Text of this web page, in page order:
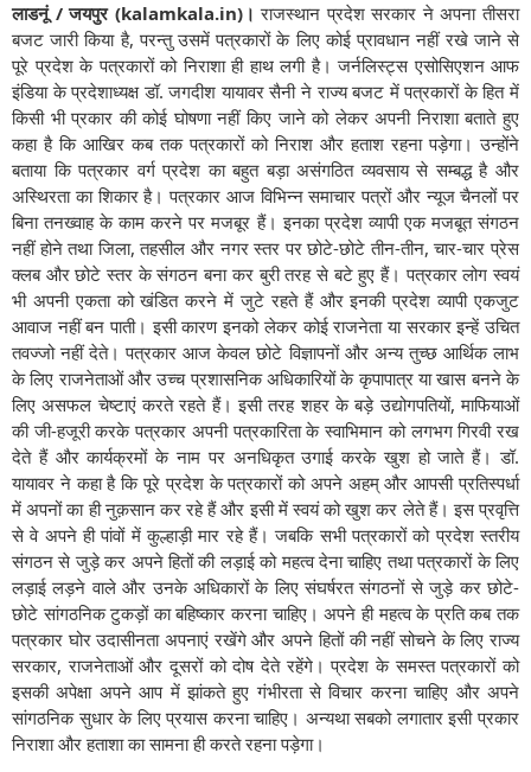
लाडनूं / जयपुर (kalamkala.in)। राजस्थान प्रदेश सरकार ने अपना तीसरा
बजट जारी किया है, परन्तु उसमें पत्रकारों के लिए कोई प्रावधान नहीं रखे जाने से
पूरे प्रदेश के पत्रकारों को निराशा ही हाथ लगी है। जर्नलिस्ट्स एसोसिएशन आफ
इंडिया के प्रदेशाध्यक्ष डॉ. जगदीश यायावर सैनी ने राज्य बजट में पत्रकारों के हित में
किसी भी प्रकार की कोई घोषणा नहीं किए जाने को लेकर अपनी निराशा बताते हुए
कहा है कि आखिर कब तक पत्रकारों को निराश और हताश रहना पड़ेगा। उन्होंने
बताया कि पत्रकार वर्ग प्रदेश का बहुत बड़ा असंगठित व्यवसाय से सम्बद्ध है और
अस्थिरता का शिकार है। पत्रकार आज विभिन्न समाचार पत्रों और न्यूज चैनलों पर
बिना तनख्वाह के काम करने पर मजबूर हैं। इनका प्रदेश व्यापी एक मजबूत संगठन
नहीं होने तथा जिला, तहसील और नगर स्तर पर छोटे-छोटे तीन-तीन, चार-चार प्रेस
क्लब और छोटे स्तर के संगठन बना कर बुरी तरह से बटे हुए हैं। पत्रकार लोग स्वयं
भी अपनी एकता को खंडित करने में जुटे रहते हैं और इनकी प्रदेश व्यापी एकजुट
आवाज नहीं बन पाती। इसी कारण इनको लेकर कोई राजनेता या सरकार इन्हें उचित
तवज्जो नहीं देते। पत्रकार आज केवल छोटे विज्ञापनों और अन्य तुच्छ आर्थिक लाभ
के लिए राजनेताओं और उच्च प्रशासनिक अधिकारियों के कृपापात्र या खास बनने के
लिए असफल चेष्टाएं करते रहते हैं। इसी तरह शहर के बड़े उद्योगपतियों, माफियाओं
की जी-हजूरी करके पत्रकार अपनी पत्रकारिता के स्वाभिमान को लगभग गिरवी रख
देते हैं और कार्यक्रमों के नाम पर अनधिकृत उगाई करके खुश हो जाते हैं। डॉ.
यायावर ने कहा है कि पूरे प्रदेश के पत्रकारों को अपने अहम् और आपसी प्रतिस्पर्धा
में अपनों का ही नुक़सान कर रहे हैं और इसी में स्वयं को खुश कर लेते हैं। इस प्रवृत्ति
से वे अपने ही पांवों में कुल्हाड़ी मार रहे हैं। जबकि सभी पत्रकारों को प्रदेश स्तरीय
संगठन से जुड़े कर अपने हितों की लड़ाई को महत्व देना चाहिए तथा पत्रकारों के लिए
लड़ाई लड़ने वाले और उनके अधिकारों के लिए संघर्षरत संगठनों से जुड़े कर छोटे-
छोटे सांगठनिक टुकड़ों का बहिष्कार करना चाहिए। अपने ही महत्व के प्रति कब तक
पत्रकार घोर उदासीनता अपनाएं रखेंगे और अपने हितों की नहीं सोचने के लिए राज्य
सरकार, राजनेताओं और दूसरों को दोष देते रहेंगे। प्रदेश के समस्त पत्रकारों को
इसकी अपेक्षा अपने आप में झांकते हुए गंभीरता से विचार करना चाहिए और अपने
सांगठनिक सुधार के लिए प्रयास करना चाहिए। अन्यथा सबको लगातार इसी प्रकार
निराशा और हताशा का सामना ही करते रहना पड़ेगा।